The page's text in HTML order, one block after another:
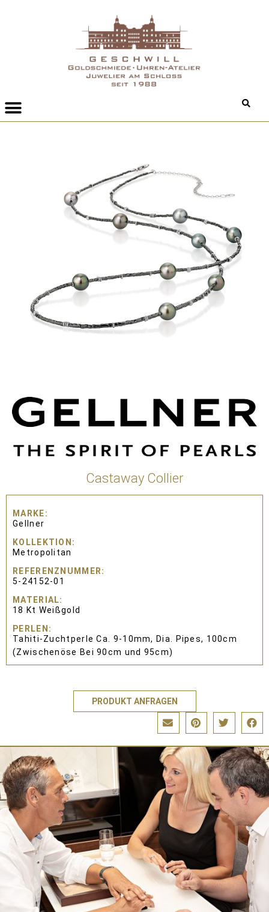
Castaway Collier
MARKE
Gellner
KOLLEKTION
Metropolitan
REFERENZNUMMER
5-24152-01
MATERIAL
18 Kt Weißgold
PERLEN
Tahiti-Zuchtperle Ca. 9-10mm, Dia. Pipes, 100cm
(Zwischenöse Bei 90cm und 95cm)
PRODUKT ANFRAGEN